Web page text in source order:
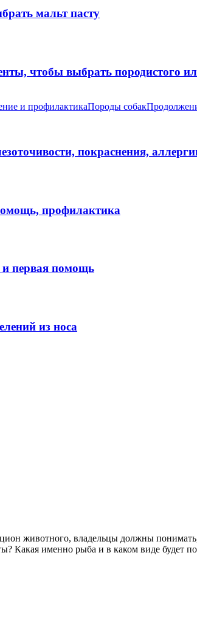
мальт пасту
чтобы выбрать породистого
и профилактикаПороды собак
покраснения,
профилактика
и первая помощь
из носа
животного, владельцы должны
именно рыба и в каком виде будет